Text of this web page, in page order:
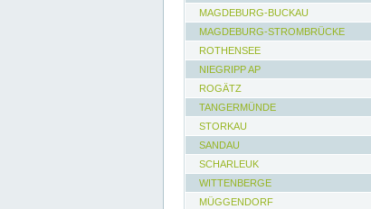
MAGDEBURG-BUCKAU
MAGDEBURG-STROMBRÜCKE
ROTHENSEE
NIEGRIPP AP
ROGÄTZ
TANGERMÜNDE
STORKAU
SANDAU
SCHARLEUK
WITTENBERGE
MÜGGENDORF